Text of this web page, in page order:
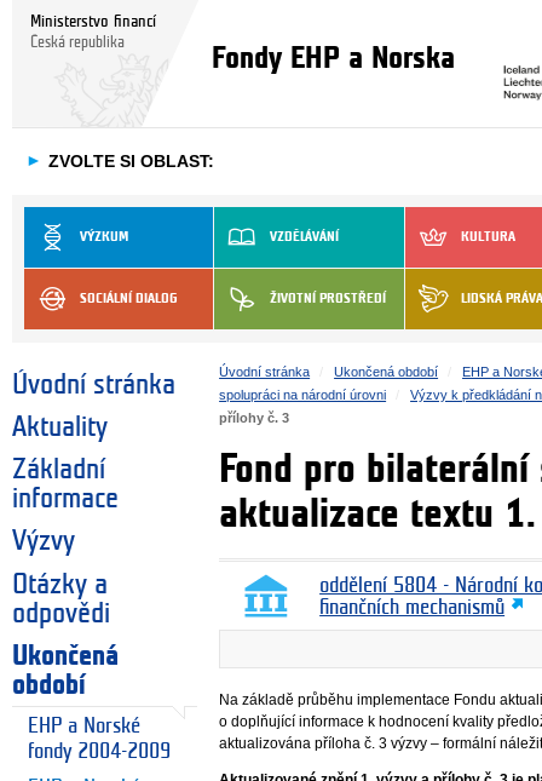
Ministerstvo financí
Česká republika
Fondy EHP a Norska
► ZVOLTE SI OBLAST:
VÝZKUM VZDĚLÁVÁNÍ KULTURA
SOCIÁLNÍ DIALOG ŽIVOTNÍ PROSTŘEDÍ LIDSKÁ PRÁVA
Úvodní stránka
Aktuality
Základní
informace
Výzvy
Otázky a
odpovědi
Ukončená
období
EHP a Norské
fondy 2004-2009
Úvodní stránka Ukončená období
EHP a
spolupráci na národní úrovni
Výzvy k předkládání
přílohy č. 3
Fond pro
aktualizace textu
oddělení 5804 - Národní
finančních mechanismů
Na základě průběhu implementace Fondu
o doplňující informace k hodnocení kvality
aktualizována příloha č. 3 výzvy – formální